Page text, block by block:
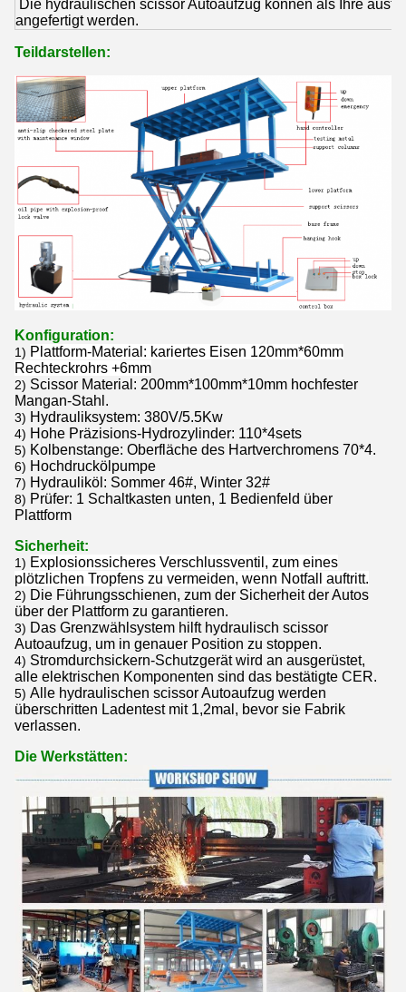
Die hydraulischen scissor Autoaufzug können als Ihre
angefertigt werden.
Teildarstellen:
Konfiguration:
1) Plattform-Material: kariertes Eisen 120mm*60mm
Rechteckrohrs +6mm
2) Scissor Material: 200mm*100mm*10mm hochfester
Mangan-Stahl.
3) Hydrauliksystem: 380V/5.5Kw
4) Hohe Präzisions-Hydrozylinder: 110*4sets
5) Kolbenstange: Oberfläche des Hartverchromens 70*4.
6) Hochdruckölpumpe
7) Hydrauliköl: Sommer 46#, Winter 32#
8) Prüfer: 1 Schaltkasten unten, 1 Bedienfeld über
Plattform
Sicherheit:
1) Explosionssicheres Verschlussventil, zum eines
plötzlichen Tropfens zu vermeiden, wenn Notfall auftritt.
2) Die Führungsschienen, zum der Sicherheit der Autos
über der Plattform zu garantieren.
3) Das Grenzwählsystem hilft hydraulisch scissor
Autoaufzug, um in genauer Position zu stoppen.
4) Stromdurchsickern-Schutzgerät wird an ausgerüstet,
alle elektrischen Komponenten sind das bestätigte CER.
5) Alle hydraulischen scissor Autoaufzug werden
überschritten Ladentest mit 1,2mal, bevor sie Fabrik
verlassen.
Die Werkstätten: